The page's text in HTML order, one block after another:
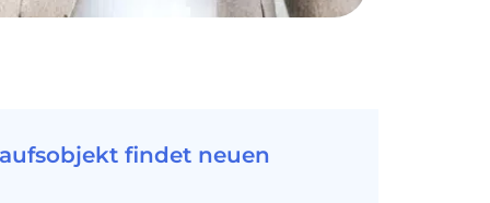
findet neuen